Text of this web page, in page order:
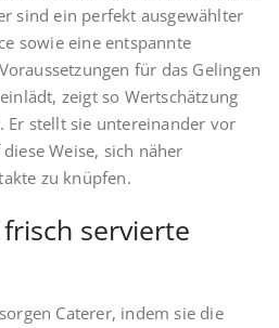
sind ein perfekt ausgewählter
sowie eine entspannte
für das Gelingen
zeigt so Wertschätzung
Er stellt sie untereinander vor
Weise, sich näher
zu knüpfen.
servierte
Caterer, indem sie die